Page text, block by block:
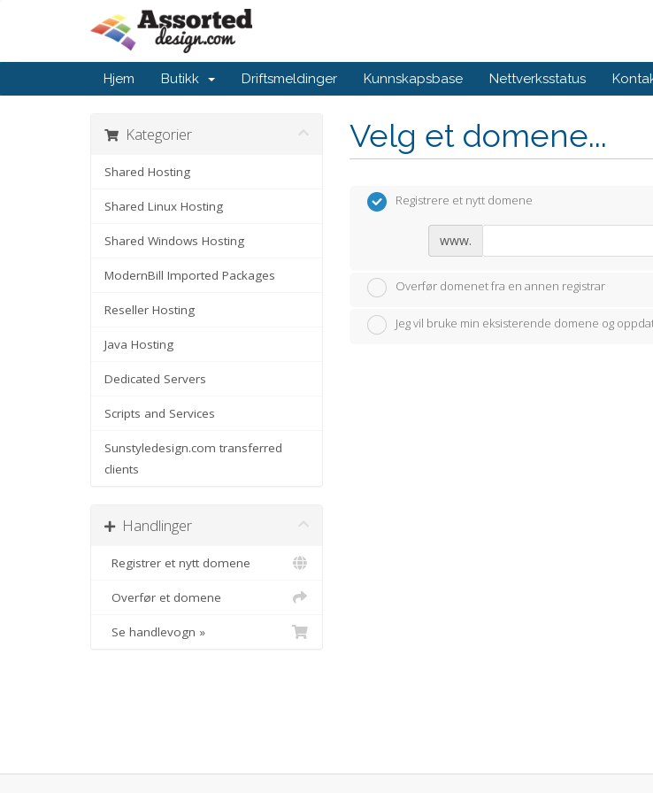
Hjem Butikk Driftsmeldinger Kunnskapsbase Nettverksstatus
Velg et domene...
Kategorier
Shared Hosting
Shared Linux Hosting
Shared Windows Hosting
ModernBill Imported Packages
Reseller Hosting
Java Hosting
Dedicated Servers
Scripts and Services
Sunstyledesign.com transferred
clients
Handlinger
Registrer et nytt domene
Overfør et domene
Se handlevogn »
Registrere et nytt domene
www.
Overfør domenet fra en annen registrar
Jeg vil bruke min eksisterende domene og